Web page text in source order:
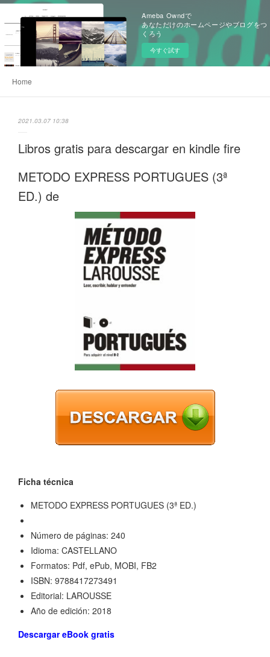
Ameba Owndで
あなただけのホームページやブログをつ
くろう
今すぐ試す
Home
2021.03.07 10:38
Libros gratis para descargar en kindle fire
METODO EXPRESS PORTUGUES (3ª
ED.) de
Ficha técnica
METODO EXPRESS PORTUGUES (3ª ED.)
Número de páginas: 240
Idioma: CASTELLANO
Formatos: Pdf, ePub, MOBI, FB2
ISBN: 9788417273491
Editorial: LAROUSSE
Año de edición: 2018
Descargar eBook gratis